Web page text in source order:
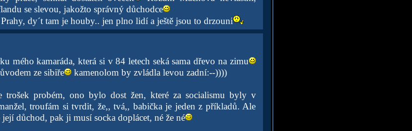
se slevou, jakožto správný důchodce
dy´t tam je houby.. jen plno lidí a ještě jsou to drzouni
mého kamaráda, která si v 84 letech seká sama dřevo na zimu
ze sibiře
kamenolom by zvládla levou zadní:--))))
trošek probém, ono bylo dost žen, které za socialismu byly v
troufám si tvrdit, že,, tvá,, babička je jeden z příkladů. Ale
důchod, pak ji musí socka doplácet, né že né